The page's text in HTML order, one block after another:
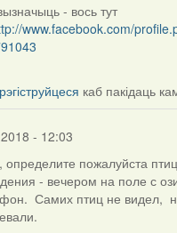
- вось тут
www.facebook.com/
каб пакідаць
- 12:03
пожалуйста
- вечером на поле с
Самих птиц не видел,